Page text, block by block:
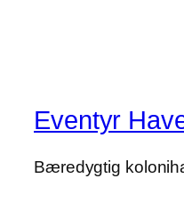
Eventyr
Bæredygtig